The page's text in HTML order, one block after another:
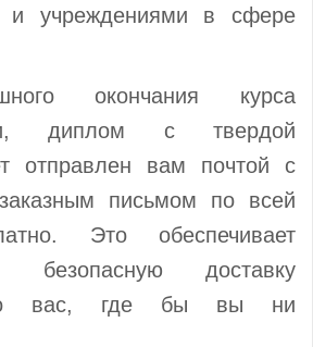
и учреждениями в сфере
окончания курса
диплом с твердой
отправлен вам почтой с
письмом по всей
Это обеспечивает
доставку
вас, где бы вы ни